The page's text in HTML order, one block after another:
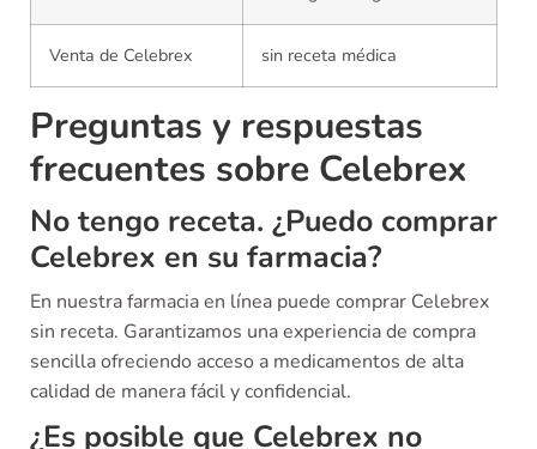
Venta de Celebrex sin receta médica
Preguntas y respuestas
frecuentes sobre Celebrex
No tengo receta. ¿Puedo comprar
Celebrex en su farmacia?
En nuestra farmacia en línea puede comprar Celebrex
sin receta. Garantizamos una experiencia de compra
sencilla ofreciendo acceso a medicamentos de alta
calidad de manera fácil y confidencial.
¿Es posible que Celebrex no